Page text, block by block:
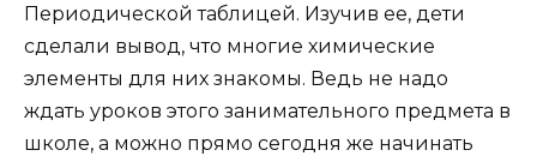
Периодической таблицей. Изучив ее, дети
сделали вывод, что многие химические
элементы для них знакомы. Ведь не надо
ждать уроков этого занимательного предмета в
школе, а можно прямо сегодня же начинать